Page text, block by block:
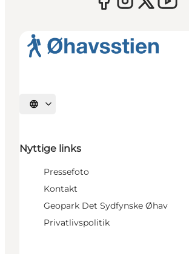
Vælg sprog
Nyttige links
Pressefoto
Kontakt
Geopark Det Sydfynske Øhav
Privatlivspolitik